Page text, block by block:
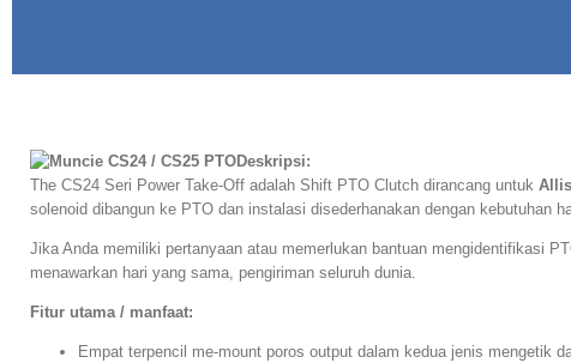
Deskripsi:
The CS24 Seri Power Take-Off adalah Shift PTO Clutch dirancang untuk
solenoid dibangun ke PTO dan instalasi disederhanakan dengan kebutuhan
Jika Anda memiliki pertanyaan atau memerlukan bantuan mengidentifikasi
menawarkan hari yang sama, pengiriman seluruh dunia.
Fitur utama / manfaat:
Empat terpencil me-mount poros output dalam kedua jenis mengetik